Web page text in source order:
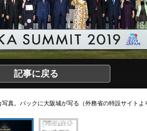
記事に戻る
真。バックに大阪城が写る（外務省の特設サイトよ